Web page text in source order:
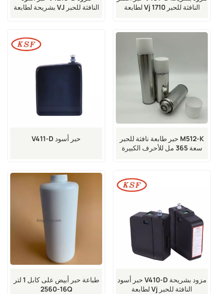
بشريحة لطابعة VJ النافثة للحبر
لطابعة Vj 1710 النافثة للحبر
V411-D حبر أسود
حبر طابعة نافثة للحبر M512-K
سعة 365 مل للأحرف الكبيرة
طباعة حبر أبيض على كابل 1 لتر
16-2560Q
حبر أسود V410-D مزود بشريحة
لطابعة Vj النافثة للحبر